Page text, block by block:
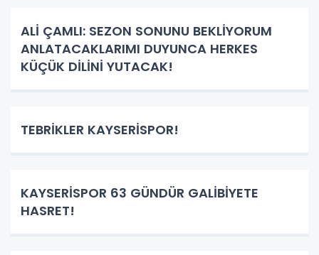
ALİ ÇAMLI: SEZON SONUNU BEKLİYORUM
ANLATACAKLARIMI DUYUNCA HERKES
KÜÇÜK DİLİNİ YUTACAK!
TEBRİKLER KAYSERİSPOR!
KAYSERİSPOR 63 GÜNDÜR GALİBİYETE
HASRET!